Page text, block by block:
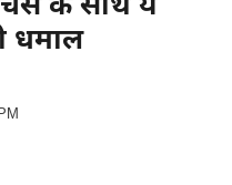
धमाल